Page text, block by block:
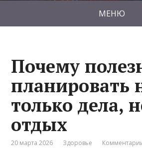
МЕНЮ
Почему
планировать
только дела,
отдых
20 марта 2026 Здоровье